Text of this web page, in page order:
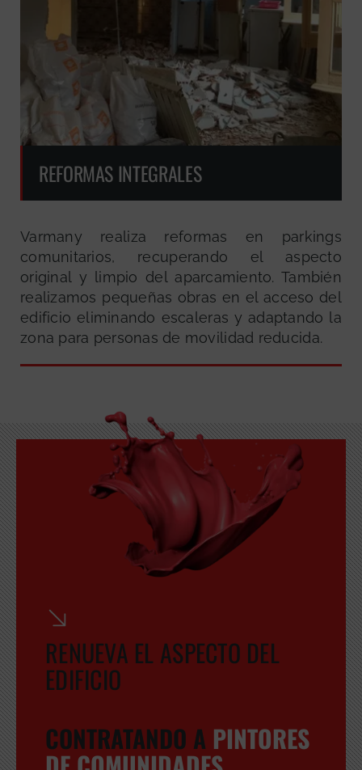
REFORMAS INTEGRALES
Varmany realiza reformas en parkings
comunitarios, recuperando el aspecto
original y limpio del aparcamiento. También
realizamos pequeñas obras en el acceso del
edificio eliminando escaleras y adaptando la
zona para personas de movilidad reducida.
RENUEVA EL ASPECTO DEL
EDIFICIO
CONTRATANDO A PINTORES